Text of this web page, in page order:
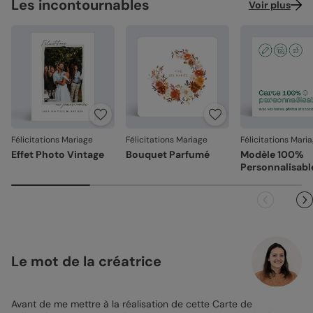
Les incontournables Voir plus
Félicitations Mariage
Effet Photo Vintage
Félicitations Mariage
Bouquet Parfumé
Félicitations
Modèle 100%
Le mot de la créatrice
Avant de me mettre à la réalisation de cette Carte de